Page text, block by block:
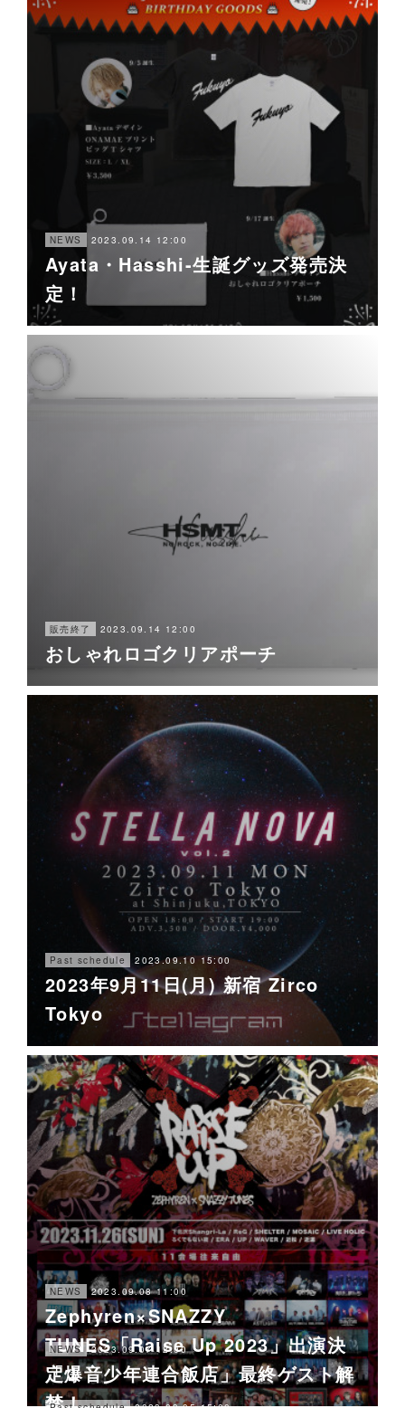
NEWS 2023.09.14 12:00
Ayata・Hasshi-生誕グッズ発売決
定！
販売終了 2023.09.14 12:00
おしゃれロゴクリアポーチ
Past schedule 2023.09.10 15:00
2023年9月11日(月) 新宿 Zirco
Tokyo
NEWS 2023.09.08 11:00
Zephyren×SNAZZY
TUNES「Raise Up 2023」出演決
定！
NEWS 2023.09.07 12:00
「爆音少年連合飯店」最終ゲスト解
禁！